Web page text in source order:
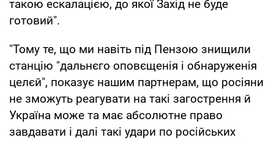
такою ескалацією, до якої Захід не буде
готовий".
"Тому те, що ми навіть під Пензою знищили
станцію "дальнєго оповєщенія і обнаруженія
целєй", показує нашим партнерам, що росіяни
не зможуть реагувати на такі загострення й
Україна може та має абсолютне право
завдавати і далі такі удари по російських